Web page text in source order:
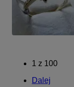
1 z 100
Dalej